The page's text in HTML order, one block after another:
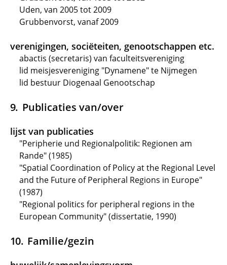
Uden, van 2005 tot 2009
Grubbenvorst, vanaf 2009
verenigingen, sociëteiten, genootschappen etc.
abactis (secretaris) van faculteitsvereniging
lid meisjesvereniging "Dynamene" te Nijmegen
lid bestuur Diogenaal Genootschap
Publicaties van/over
lijst van publicaties
"Peripherie und Regionalpolitik: Regionen am
Rande" (1985)
"Spatial Coordination of Policy at the Regional Level
and the Future of Peripheral Regions in Europe"
(1987)
"Regional politics for peripheral regions in the
European Community" (dissertatie, 1990)
Familie/gezin